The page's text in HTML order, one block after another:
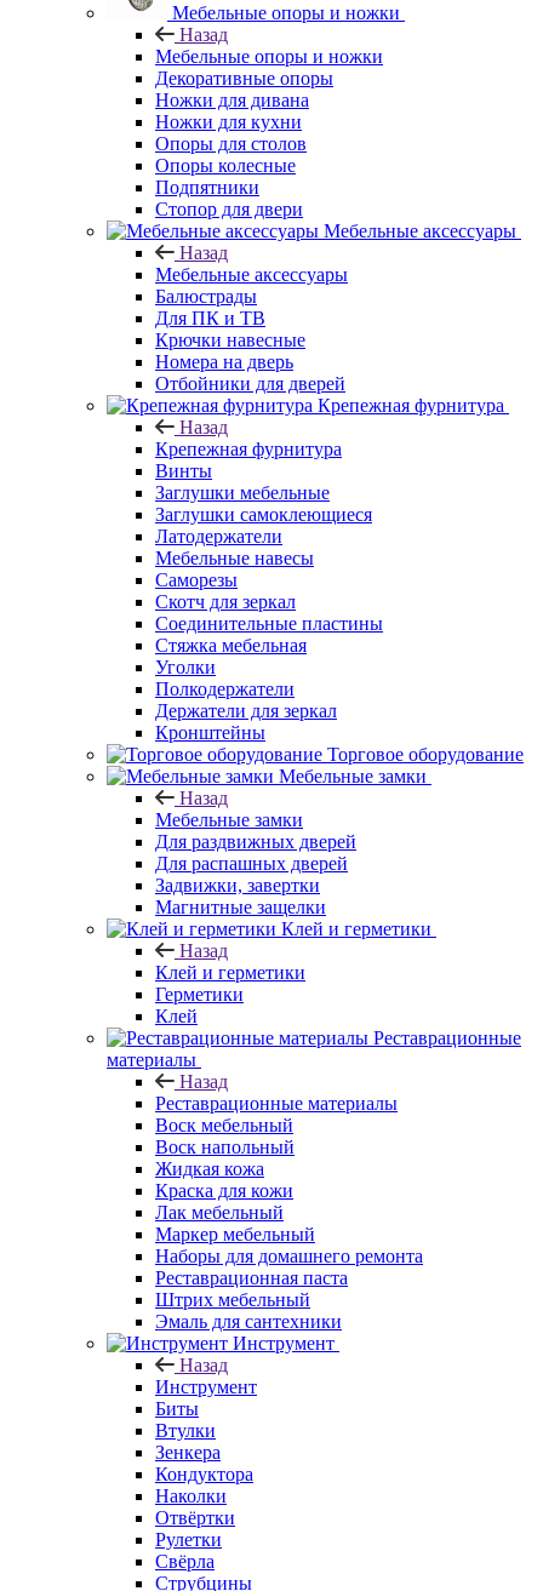
Мебельные опоры и ножки
Назад
Мебельные опоры и ножки
Декоративные опоры
Ножки для дивана
Ножки для кухни
Опоры для столов
Опоры колесные
Подпятники
Стопор для двери
Мебельные аксессуары
Назад
Мебельные аксессуары
Балюстрады
Для ПК и ТВ
Крючки навесные
Номера на дверь
Отбойники для дверей
Крепежная фурнитура
Назад
Крепежная фурнитура
Винты
Заглушки мебельные
Заглушки самоклеющиеся
Латодержатели
Мебельные навесы
Саморезы
Скотч для зеркал
Соединительные пластины
Стяжка мебельная
Уголки
Полкодержатели
Держатели для зеркал
Кронштейны
Торговое оборудование
Мебельные замки
Назад
Мебельные замки
Для раздвижных дверей
Для распашных дверей
Задвижки, завертки
Магнитные защелки
Клей и герметики
Назад
Клей и герметики
Герметики
Клей
Реставрационные
материалы
Назад
Реставрационные материалы
Воск мебельный
Воск напольный
Жидкая кожа
Краска для кожи
Лак мебельный
Маркер мебельный
Наборы для домашнего ремонта
Реставрационная паста
Штрих мебельный
Эмаль для сантехники
Инструмент
Назад
Инструмент
Биты
Втулки
Зенкера
Кондуктора
Наколки
Отвёртки
Рулетки
Свёрла
Струбцины